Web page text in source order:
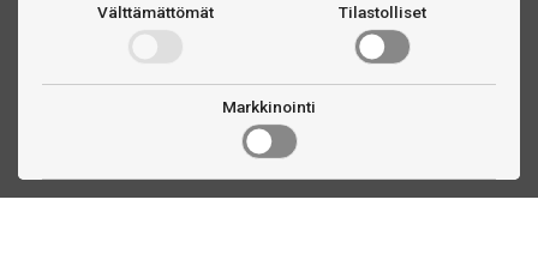
Välttämättömät Tilastolliset
Markkinointi